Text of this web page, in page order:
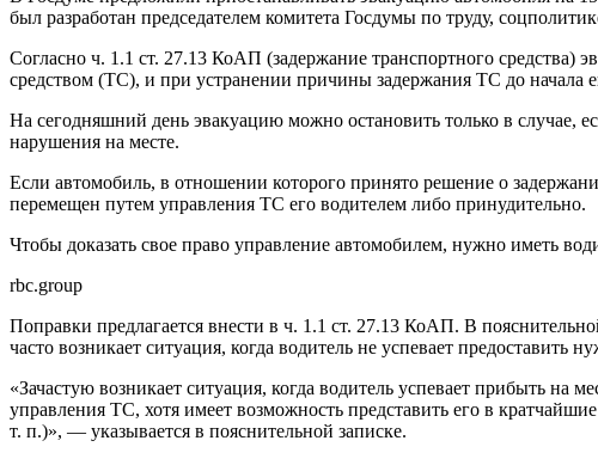
был разработан председателем комитета Госдумы по труду,
Согласно ч. 1.1 ст. 27.13 КоАП (задержание транспортного
средством (ТС), и при устранении причины задержания ТС до начала
На сегодняшний день эвакуацию можно остановить только в случае,
нарушения на месте.
Если автомобиль, в отношении которого принято решение о
перемещен путем управления ТС его водителем либо принудительно.
Чтобы доказать свое право управление автомобилем, нужно иметь
rbc.group
Поправки предлагается внести в ч. 1.1 ст. 27.13 КоАП. В
часто возникает ситуация, когда водитель не успевает предоставить
«Зачастую возникает ситуация, когда водитель успевает прибыть на
управления ТС, хотя имеет возможность представить его в
т. п.)», — указывается в пояснительной записке.